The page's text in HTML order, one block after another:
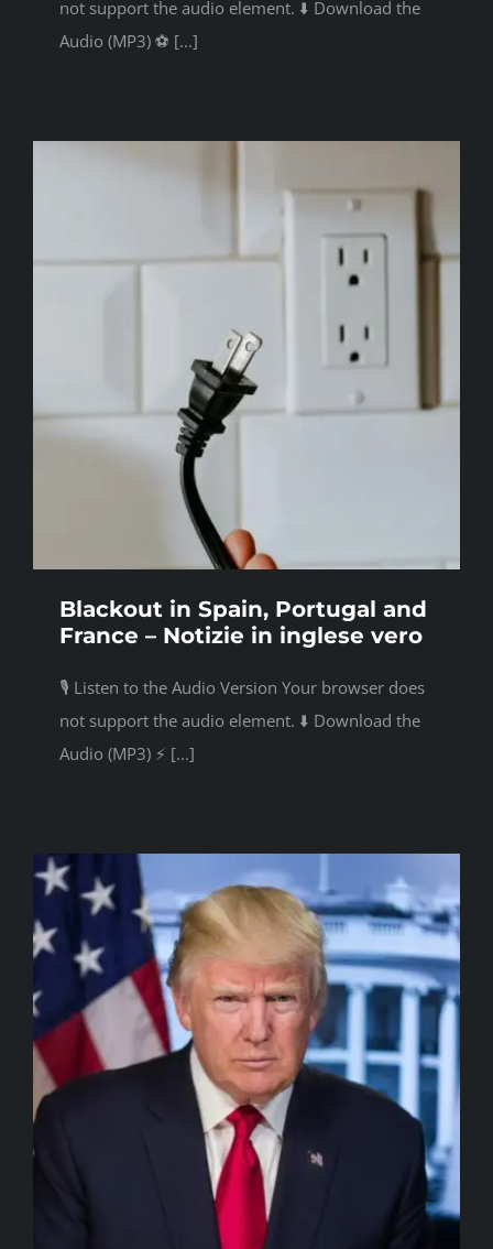
not support the audio element. ⬇️ Download the
Audio (MP3) ⚽ [...]
Blackout in Spain, Portugal and
France – Notizie in inglese vero
🎙️ Listen to the Audio Version Your browser does
not support the audio element. ⬇️ Download the
Audio (MP3) ⚡ [...]